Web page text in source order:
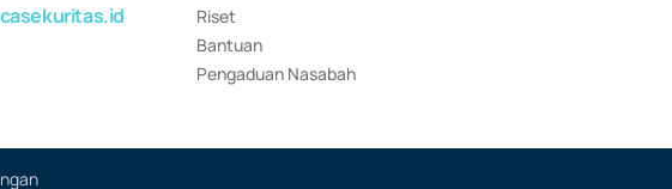
Riset
Bantuan
Pengaduan Nasabah